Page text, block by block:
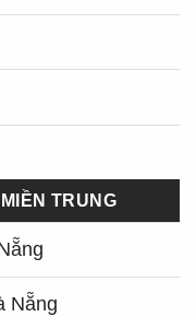
TRUNG
Nẵng